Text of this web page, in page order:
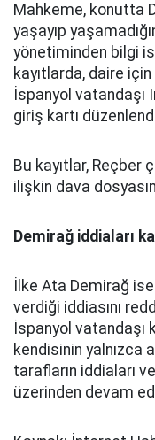
Mahkeme, konutta
yaşayıp
yönetiminden bilgi
kayıtlarda, daire
İspanyol vatandaşı
giriş kartı
Bu kayıtlar, Reçber
ilişkin dava
Demirağ iddiaları
İlke Ata Demirağ
verdiği iddiasını
İspanyol vatandaşı
kendisinin yalnızca
tarafların iddiaları
üzerinden devam